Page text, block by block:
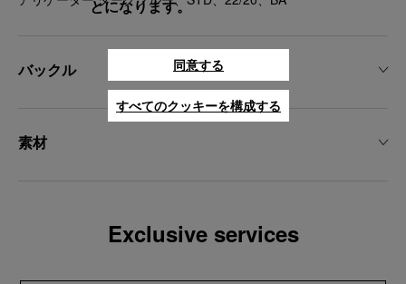
バックル
素材
Exclusive services
とになります。
同意する
すべてのクッキーを構成する